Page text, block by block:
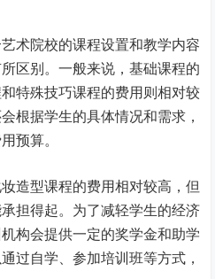
术院校的课程设置和教学内容
区别。一般来说，基础课程的
特殊技巧课程的费用则相对较
根据学生的具体情况和需求，
预算。
造型课程的费用相对较高，但
担得起。为了减轻学生的经济
构会提供一定的奖学金和助学
过自学、参加培训班等方式，